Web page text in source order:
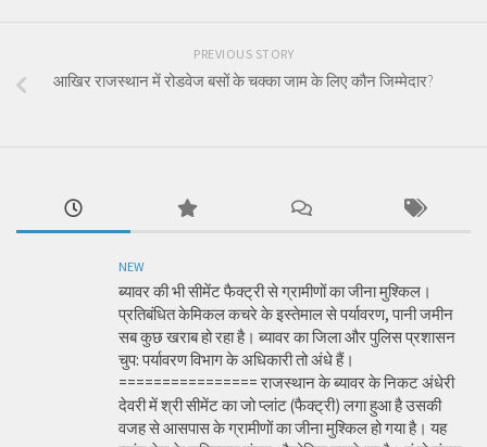
PREVIOUS STORY
आखिर राजस्थान में रोडवेज बसों के चक्का जाम के लिए कौन जिम्मेदार?
NEW
ब्यावर की भी सीमेंट फैक्ट्री से ग्रामीणों का जीना मुश्किल।
प्रतिबंधित केमिकल कचरे के इस्तेमाल से पर्यावरण, पानी जमीन
सब कुछ खराब हो रहा है। ब्यावर का जिला और पुलिस प्रशासन
चुप: पर्यावरण विभाग के अधिकारी तो अंधे हैं।
================ राजस्थान के ब्यावर के निकट अंधेरी
देवरी में श्री सीमेंट का जो प्लांट (फैक्ट्री) लगा हुआ है उसकी
वजह से आसपास के ग्रामीणों का जीना मुश्किल हो गया है। यह